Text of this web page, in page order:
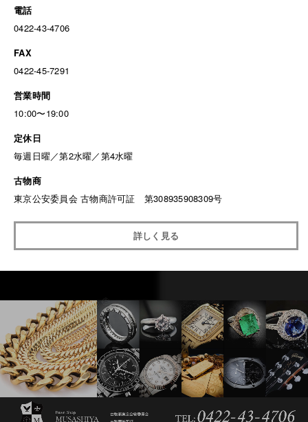
電話
0422-43-4706
FAX
0422-45-7291
営業時間
10:00〜19:00
定休日
毎週日曜／第2水曜／第4水曜
古物商
東京公安委員会 古物商許可証 第308935908309号
詳しく見る